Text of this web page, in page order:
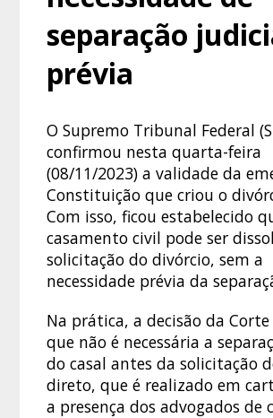
separação
prévia
O Supremo Tribunal Federal
confirmou nesta quarta-feira
(08/11/2023) a validade da
Constituição que criou o
Com isso, ficou estabelecido
casamento civil pode ser
solicitação do divórcio, sem a
necessidade prévia da
Na prática, a decisão da
que não é necessária a
do casal antes da solicitação
direto, que é realizado em
a presença dos advogados de